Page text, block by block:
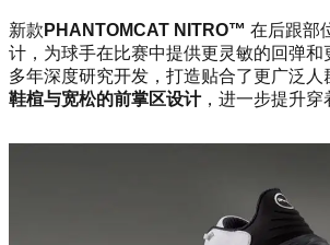
新款 PHANTOMCAT NITRO™ 在后跟部
计，为球手在比赛中提供更灵敏的回弹和
多年深度研究开发，打造贴合了更广泛人
鞋楦与宽松的前掌区设计，进一步提升穿